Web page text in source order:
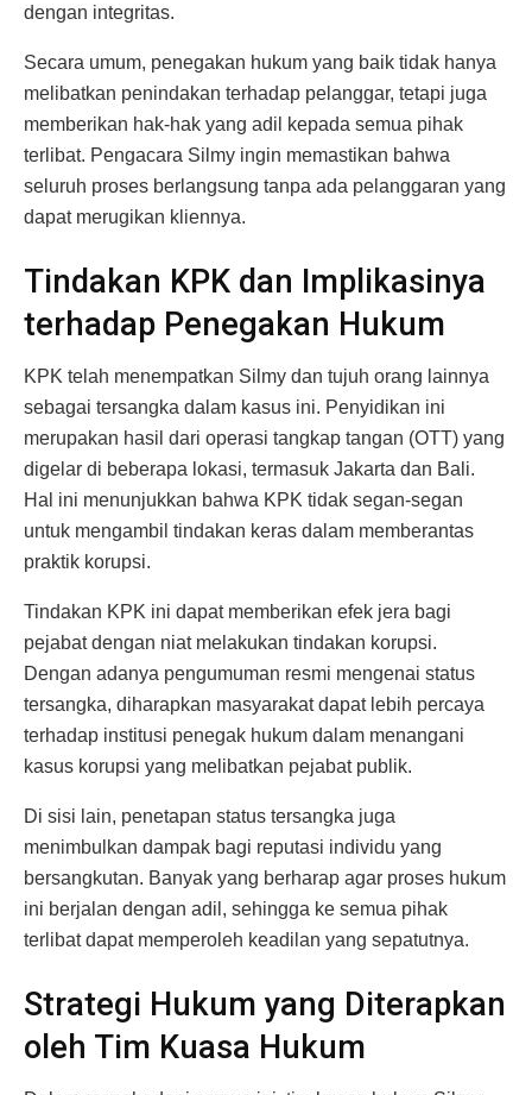
dengan integritas.
Secara umum, penegakan hukum yang baik tidak hanya
melibatkan penindakan terhadap pelanggar, tetapi juga
memberikan hak-hak yang adil kepada semua pihak
terlibat. Pengacara Silmy ingin memastikan bahwa
seluruh proses berlangsung tanpa ada pelanggaran yang
dapat merugikan kliennya.
Tindakan KPK dan Implikasinya
terhadap Penegakan Hukum
KPK telah menempatkan Silmy dan tujuh orang lainnya
sebagai tersangka dalam kasus ini. Penyidikan ini
merupakan hasil dari operasi tangkap tangan (OTT) yang
digelar di beberapa lokasi, termasuk Jakarta dan Bali.
Hal ini menunjukkan bahwa KPK tidak segan-segan
untuk mengambil tindakan keras dalam memberantas
praktik korupsi.
Tindakan KPK ini dapat memberikan efek jera bagi
pejabat dengan niat melakukan tindakan korupsi.
Dengan adanya pengumuman resmi mengenai status
tersangka, diharapkan masyarakat dapat lebih percaya
terhadap institusi penegak hukum dalam menangani
kasus korupsi yang melibatkan pejabat publik.
Di sisi lain, penetapan status tersangka juga
menimbulkan dampak bagi reputasi individu yang
bersangkutan. Banyak yang berharap agar proses hukum
ini berjalan dengan adil, sehingga ke semua pihak
terlibat dapat memperoleh keadilan yang sepatutnya.
Strategi Hukum yang Diterapkan
oleh Tim Kuasa Hukum